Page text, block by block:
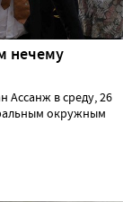
нечему
Ассанж в среду, 26
окружным